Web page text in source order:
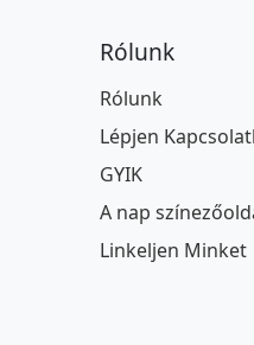
Rólunk
Rólunk
Lépjen
GYIK
A nap
Linkeljen Minket